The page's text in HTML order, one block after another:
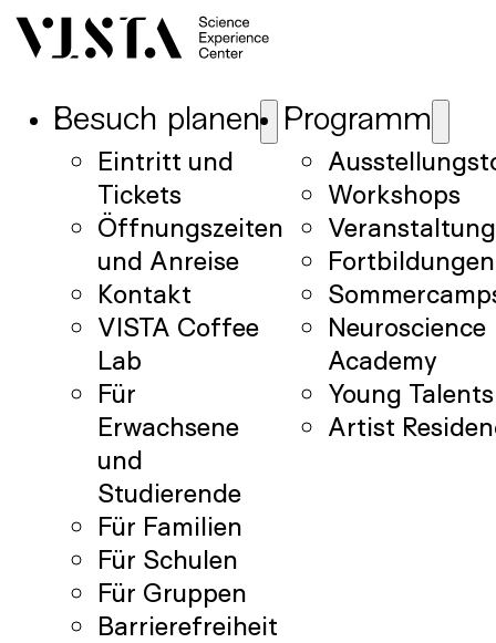
Besuch planen
Eintritt und
Tickets
Öffnungszeiten
und Anreise
Kontakt
VISTA Coffee
Lab
Für
Erwachsene
und
Studierende
Für Familien
Für Schulen
Für Gruppen
Barrierefreiheit
Programm
Workshops
Fortbildungen
Neuroscience
Academy
Young
Artist